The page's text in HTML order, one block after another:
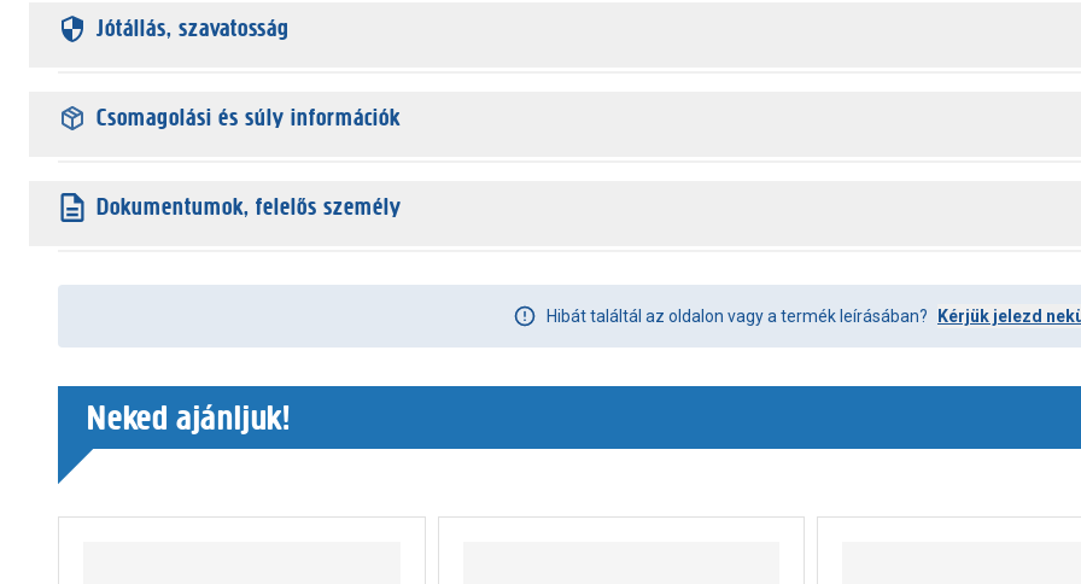
Jótállás, szavatosság
Csomagolási és súly információk
Dokumentumok, felelős személy
Hibát találtál az oldalon vagy a termék leírásában? Kérjük jelezd
Neked ajánljuk!